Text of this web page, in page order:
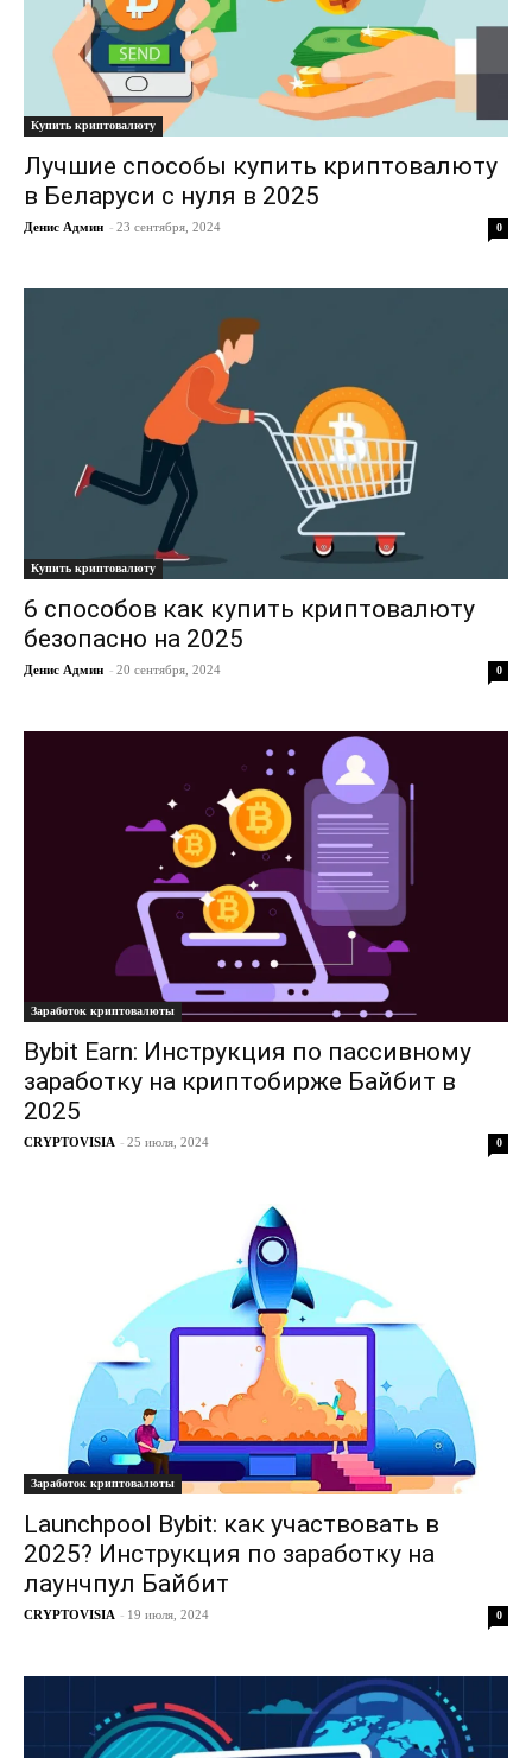
Купить криптовалюту
Лучшие способы купить криптовалюту
в Беларуси с нуля в 2025
Денис Админ - 23 сентября, 2024 0
Купить криптовалюту
6 способов как купить криптовалюту
безопасно на 2025
Денис Админ - 20 сентября, 2024 0
Заработок криптовалюты
Bybit Earn: Инструкция по пассивному
заработку на криптобирже Байбит в
2025
CRYPTOVISIA - 25 июля, 2024 0
Заработок криптовалюты
Launchpool Bybit: как участвовать в
2025? Инструкция по заработку на
лаунчпул Байбит
CRYPTOVISIA - 19 июля, 2024 0